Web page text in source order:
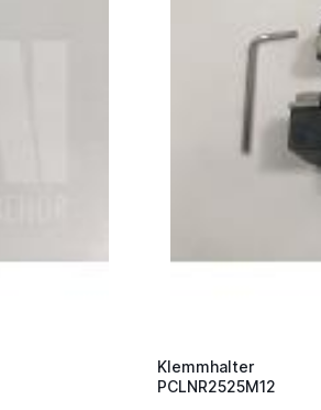
Klemmhalter
PCLNR2525M12